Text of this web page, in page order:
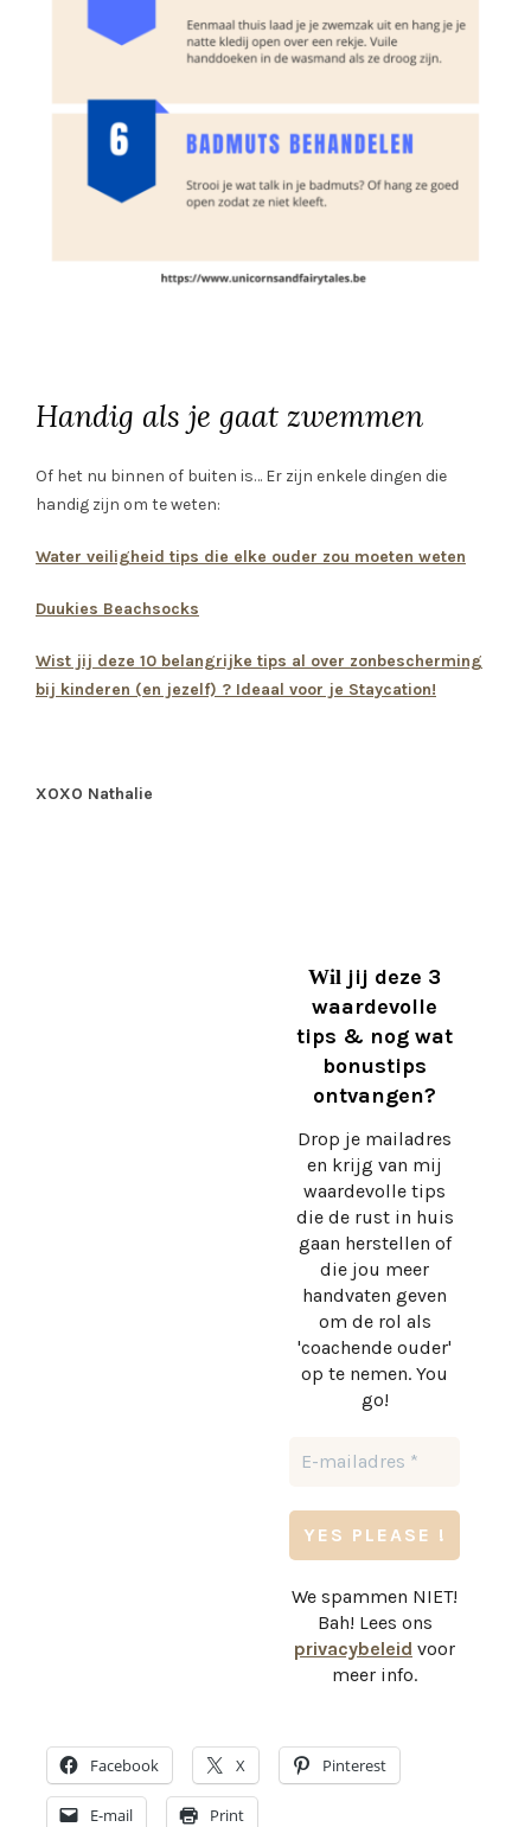
Handig als je gaat zwemmen
Of het nu binnen of buiten is… Er zijn enkele dingen die
handig zijn om te weten:
Water veiligheid tips die elke ouder zou moeten weten
Duukies Beachsocks
Wist jij deze 10 belangrijke tips al over zonbescherming
bij kinderen (en jezelf) ? Ideaal voor je Staycation!
XOXO Nathalie
Wil jij deze 3
waardevolle
tips & nog wat
bonustips
ontvangen?
Drop je mailadres
en krijg van mij
waardevolle tips
die de rust in huis
gaan herstellen of
die jou meer
handvaten geven
om de rol als
'coachende ouder'
op te nemen. You
go!
We spammen NIET!
Bah! Lees ons
privacybeleid voor
meer info.
Facebook X Pinterest
E-mail Print